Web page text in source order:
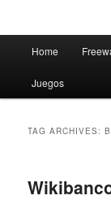
Skip
to
Skip
to
Home
Juegos
TAG ARCHIVES: